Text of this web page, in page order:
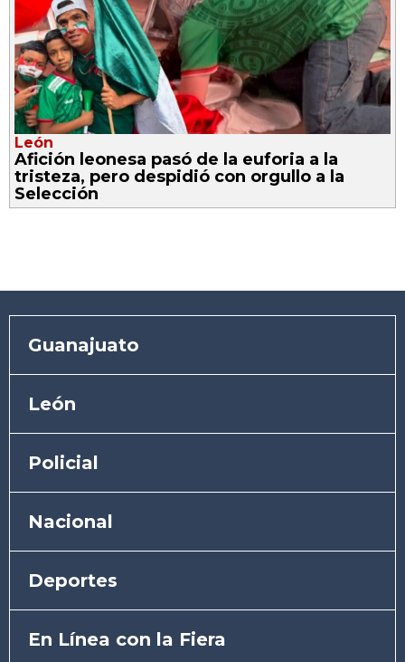
León
Afición leonesa pasó de la euforia a la
tristeza, pero despidió con orgullo a la
Selección
Guanajuato
León
Policial
Nacional
Deportes
En Línea con la Fiera